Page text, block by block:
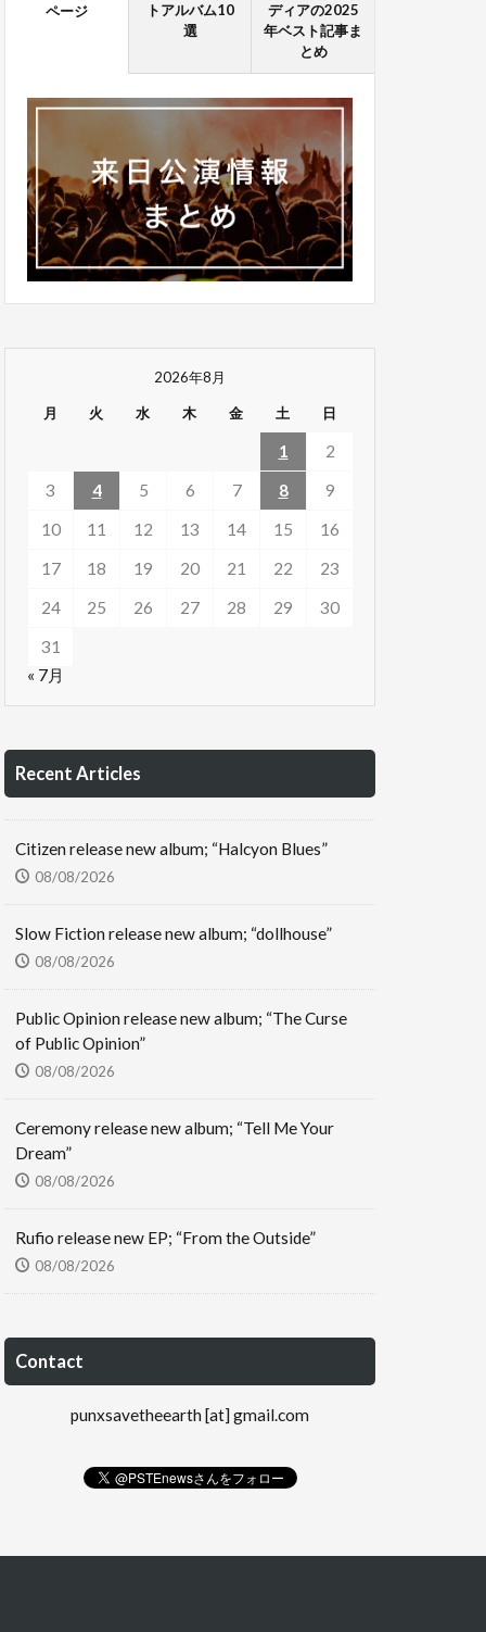
ページ
トアルバム10
選
ディアの2025
年ベスト記事ま
とめ
2026年8月
月 火 水 木 金 土 日
1
2
3
4 5 6 7 8
9
10
11 12 13 14 15
16
17
18 19 20 21 22
23
24
25 26 27 28 29
30
31
« 7月
Recent Articles
Citizen release new album; “Halcyon Blues”
08/08/2026
Slow Fiction release new album; “dollhouse”
08/08/2026
Public Opinion release new album; “The Curse
of Public Opinion”
08/08/2026
Ceremony release new album; “Tell Me Your
Dream”
08/08/2026
Rufio release new EP; “From the Outside”
08/08/2026
Contact
punxsavetheearth [at] gmail.com